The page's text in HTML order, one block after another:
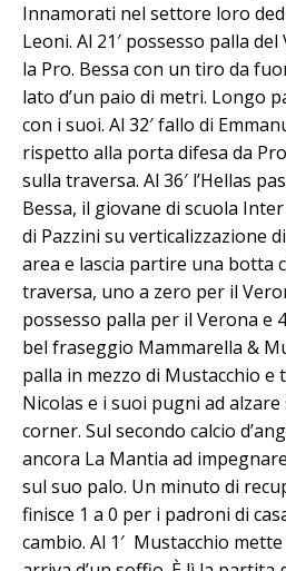
Innamorati nel settore loro
Leoni. Al 21′ possesso palla
la Pro. Bessa con un tiro da
lato d’un paio di metri. Longo
con i suoi. Al 32′ fallo di
rispetto alla porta difesa da
sulla traversa. Al 36′ l’Hellas
Bessa, il giovane di scuola
di Pazzini su verticalizzazione
area e lascia partire una botta
traversa, uno a zero per il
possesso palla per il Verona e
bel fraseggio Mammarella &
palla in mezzo di Mustacchio e
Nicolas e i suoi pugni ad
corner. Sul secondo calcio
ancora La Mantia ad
sul suo palo. Un minuto di
finisce 1 a 0 per i padroni di
cambio. Al 1′ Mustacchio